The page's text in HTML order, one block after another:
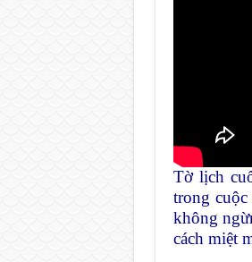
Tờ lịch
trong
không
cách miệt